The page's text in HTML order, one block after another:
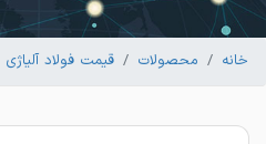
خانه محصولات قیمت فولاد آلیاژی